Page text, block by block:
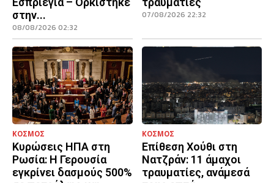
στην...
08/08/2026 02:32
07/08/2026 22:32
ΚΟΣΜΟΣ
Κυρώσεις ΗΠΑ στη
Ρωσία: Η Γερουσία
εγκρίνει δασμούς 500%
ΚΟΣΜΟΣ
Επίθεση Χούθι στη
Νατζράν: 11 άμαχοι
τραυματίες, ανάμεσά